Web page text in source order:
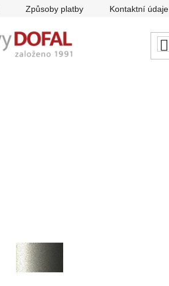
Způsoby platby Kontaktní údaje